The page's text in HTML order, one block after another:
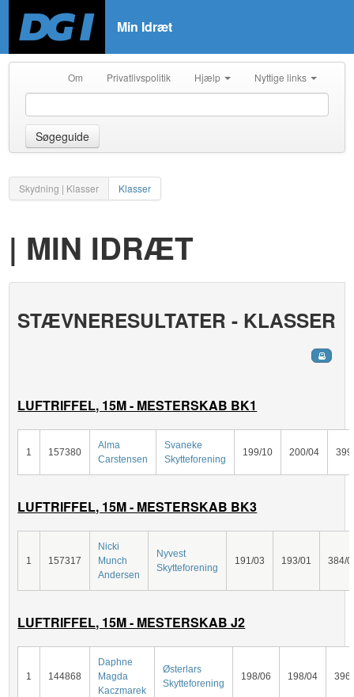
Min Idræt
Om Privatlivspolitik Hjælp Nyttige links
Søgeguide
Skydning | Klasser Klasser
| MIN IDRÆT
STÆVNERESULTATER - KLASSER
LUFTRIFFEL, 15M - MESTERSKAB BK1
1 157380
Alma
Carstensen
Svaneke
Skytteforening
199/10 200/04
LUFTRIFFEL, 15M - MESTERSKAB BK3
1 157317
Nicki
Munch
Andersen
Nyvest
Skytteforening
191/03 193/01 384/
LUFTRIFFEL, 15M - MESTERSKAB J2
1 144868
Daphne
Magda
Kaczmarek
Østerlars
Skytteforening
198/06 198/04